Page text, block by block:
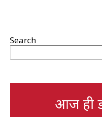
Search
आज ही